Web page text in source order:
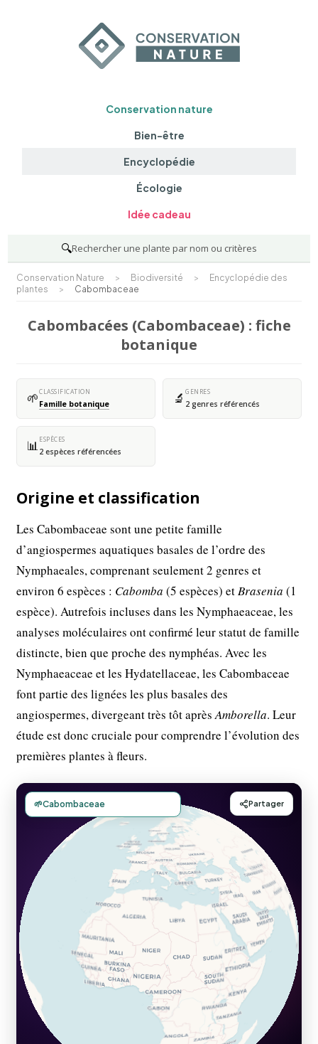
Conservation nature
Bien-être
Encyclopédie
Écologie
Idée cadeau
🔍Rechercher une plante par nom ou critères
Conservation Nature > Biodiversité >
Encyclopédie des
plantes
> Cabombaceae
Cabombacées (Cabombaceae) : fiche
botanique
🌱CLASSIFICATION
Famille botanique 🔬 GENRES
2 genres référencés
📊ESPÈCES
2 espèces référencées
Origine et classification
Les Cabombaceae sont une petite famille
d’angiospermes aquatiques basales de l’ordre des
Nymphaeales, comprenant seulement 2 genres et
environ 6 espèces : Cabomba (5 espèces) etBrasenia (1
espèce). Autrefois incluses dans les Nymphaeaceae, les
analyses moléculaires ont confirmé leur statut de famille
distincte, bien que proche des nymphéas. Avec les
Nymphaeaceae et les Hydatellaceae, les Cabombaceae
font partie des lignées les plus basales des
angiospermes, divergeant très tôt aprèsAmborella. Leur
étude est donc cruciale pour comprendre l’évolution des
premières plantes à fleurs.